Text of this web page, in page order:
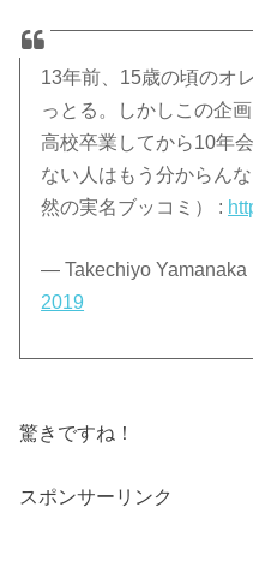
13年前、15歳の頃のオ
っとる。しかしこの企
高校卒業してから10年
ない人はもう分からん
然の実名ブッコミ） :
— Takechiyo Yamanaka
2019
驚きですね！
スポンサーリンク